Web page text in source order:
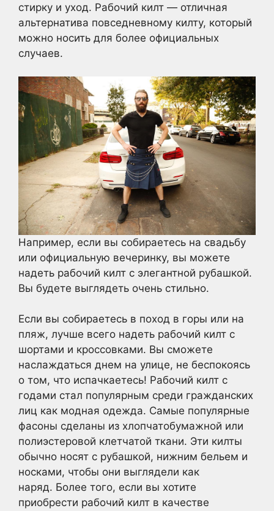
стирку и уход. Рабочий килт — отличная
альтернатива повседневному килту, который
можно носить для более официальных
случаев.
Например, если вы собираетесь на свадьбу
или официальную вечеринку, вы можете
надеть рабочий килт с элегантной рубашкой.
Вы будете выглядеть очень стильно.
Если вы собираетесь в поход в горы или на
пляж, лучше всего надеть рабочий килт с
шортами и кроссовками. Вы сможете
наслаждаться днем на улице, не беспокоясь
о том, что испачкаетесь! Рабочий килт с
годами стал популярным среди гражданских
лиц как модная одежда. Самые популярные
фасоны сделаны из хлопчатобумажной или
полиэстеровой клетчатой ткани. Эти килты
обычно носят с рубашкой, нижним бельем и
носками, чтобы они выглядели как
наряд. Более того, если вы хотите
приобрести рабочий килт в качестве